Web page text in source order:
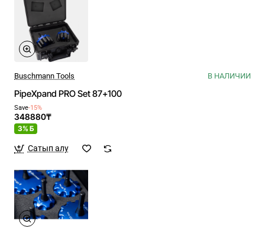
Buschmann Tools В НАЛИЧИИ
PipeXpand PRO Set 87+100
Save-15%
348880₸
3% Б
Сатып алу